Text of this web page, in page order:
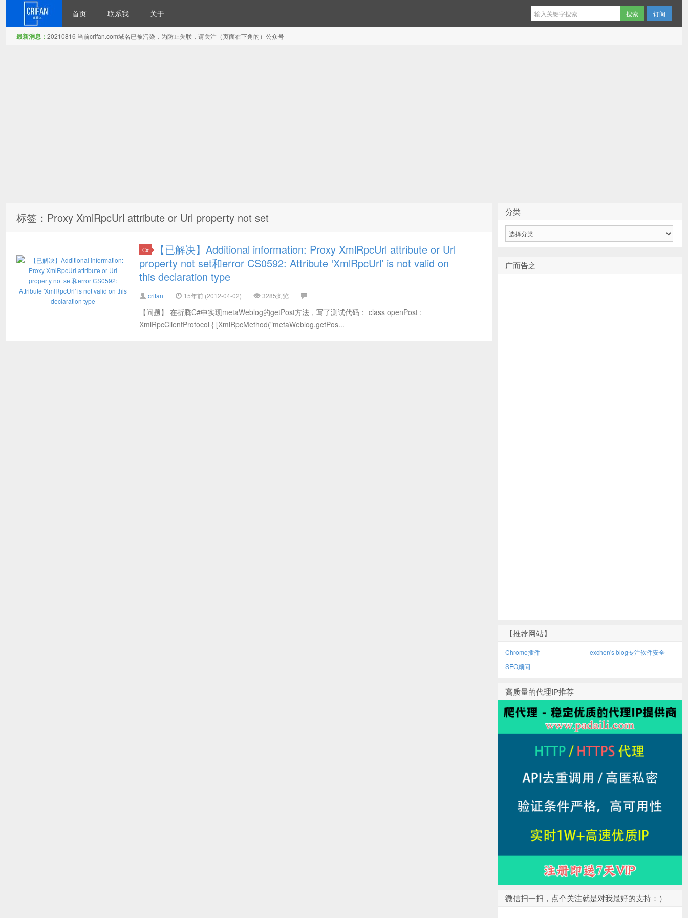
首页 联系我 关于 订阅
最新消息： 20210816 当前crifan.com域名已被污染，为防止失联，请关注（页面右下角的）公众号
标签：Proxy XmlRpcUrl attribute or Url property not set
C#
【已解决】Additional information: Proxy XmlRpcUrl attribute or Url
property not set和error CS0592: Attribute ‘XmlRpcUrl’ is not valid on
this declaration type
crifan 15年前 (2012-04-02) 3285浏览
【问题】 在折腾C#中实现metaWeblog的getPost方法，写了测试代码： class openPost :
XmlRpcClientProtocol { [XmlRpcMethod("metaWeblog.getPos...
分类
广而告之
【推荐网站】
Chrome插件
exchen's blog专注软件安全
SEO顾问
高质量的代理IP推荐
微信扫一扫，点个关注就是对我最好的支持：）